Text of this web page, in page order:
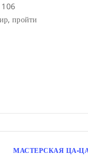
106
пройти
МАСТЕРСКАЯ ЦА-